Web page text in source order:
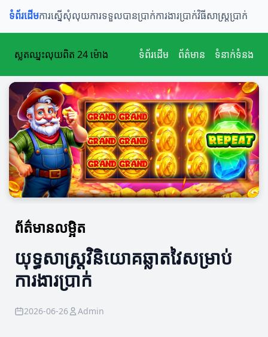
ទំព័រដើមការស្នើសុំលុយការទទួលបានប្រាក់ការងារប្រាក់វិធីសាស្ត្រប្រាក់
ស្លតឈ្នះលុយពិត 24 ម៉ោង ទំព័រដើម ព័ត៌មាន ទំនាក់ទំនង
ព័ត៌មានលម្អិត
យុទ្ធសាស្ត្រវិនិយោគឆ្លាតវៃសម្រាប់
ការងារប្រាក់
2026-06-26 Admin